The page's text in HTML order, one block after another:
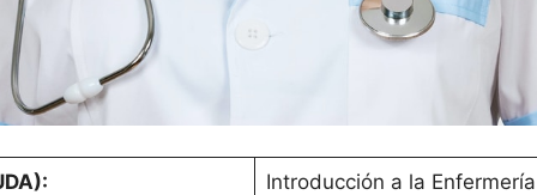
Introducción a la Enfermería